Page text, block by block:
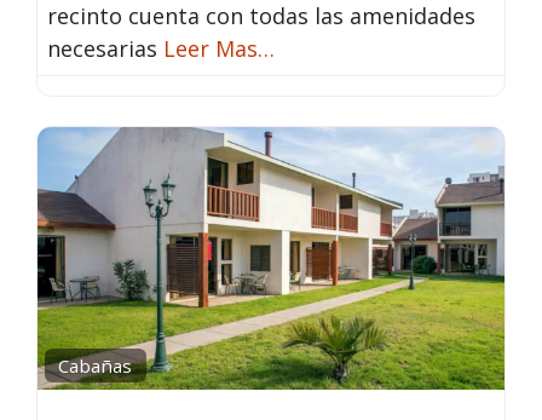
recinto cuenta con todas las amenidades
necesarias Leer Mas…
Cabañas